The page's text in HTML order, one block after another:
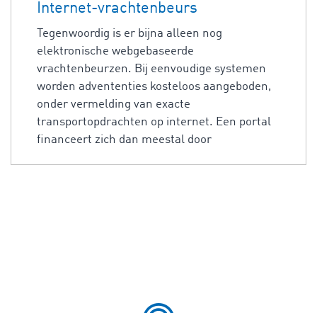
Internet-vrachtenbeurs
Tegenwoordig is er bijna alleen nog
elektronische webgebaseerde
vrachtenbeurzen. Bij eenvoudige systemen
worden advententies kosteloos aangeboden,
onder vermelding van exacte
transportopdrachten op internet. Een portal
financeert zich dan meestal door